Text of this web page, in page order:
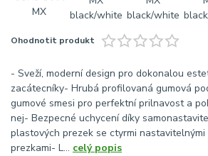
Ohodnotit produkt
- Sveží, moderní design pro dokonalou
zacátecníky- Hrubá profilovaná gumová
gumové smesi pro perfektní prilnavost a
nej- Bezpecné uchycení díky
plastových prezek se ctyrmi nastavitelnými
prezkami- L... celý popis